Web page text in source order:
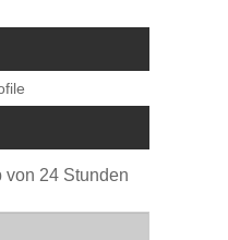
von 24 Stunden